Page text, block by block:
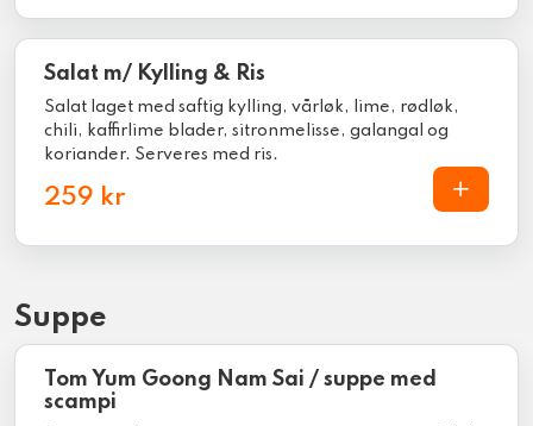
Salat m/ Kylling & Ris
Salat laget med saftig kylling, vårløk, lime, rødløk,
chili, kaffirlime blader, sitronmelisse, galangal og
koriander. Serveres med ris.
259 kr
Suppe
Tom Yum Goong Nam Sai / suppe med
scampi